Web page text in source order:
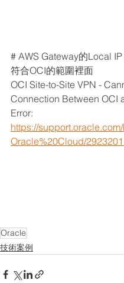
# AWS Gateway的Local
符合OCI的範圍裡面
OCI Site-to-Site VPN -
Connection Between OCI
Error:
https://
Oracle%20Cloud/
Oracle
技術案例